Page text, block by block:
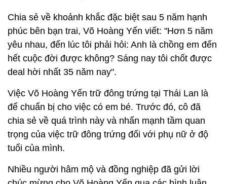
Chia sẻ về khoảnh khắc đặc biệt sau 5 năm hạnh
phúc bên bạn trai, Võ Hoàng Yến viết: "Hơn 5 năm
yêu nhau, đến lúc tôi phải hỏi: Anh là chồng em đến
hết cuộc đời được không? Sáng nay tôi chốt được
deal hời nhất 35 năm nay".
Việc Võ Hoàng Yến trữ đông trứng tại Thái Lan là
để chuẩn bị cho việc có em bé. Trước đó, cô đã
chia sẻ về quá trình này và nhấn mạnh tầm quan
trọng của việc trữ đông trứng đối với phụ nữ ở độ
tuổi của mình.
Nhiều người hâm mộ và đồng nghiệp đã gửi lời